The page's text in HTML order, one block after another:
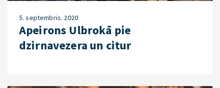
5. septembris. 2020
Apeirons Ulbrokā pie
dzirnavezera un citur